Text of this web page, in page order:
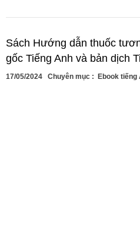
Sách Hướng dẫn thuốc
gốc Tiếng Anh và bản dịch
17/05/2024 Chuyên mục : Ebook tiếng